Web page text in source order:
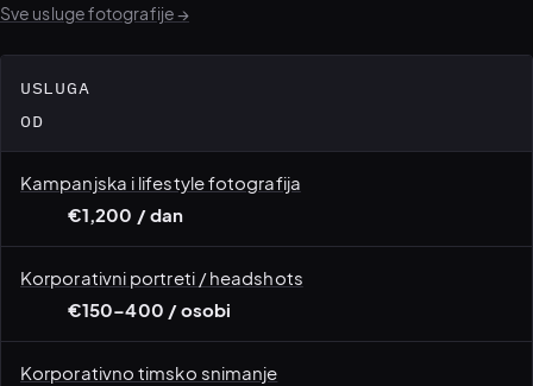
Sve usluge fotografije →
USLUGA
OD
Kampanjska i lifestyle fotografija
€1,200 / dan
Korporativni portreti / headshots
€150–400 / osobi
Korporativno timsko snimanje